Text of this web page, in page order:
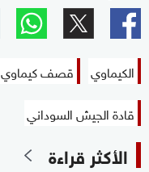
الكيماوي قصف كيماوي
قادة الجيش السوداني
الأكثر قراءة